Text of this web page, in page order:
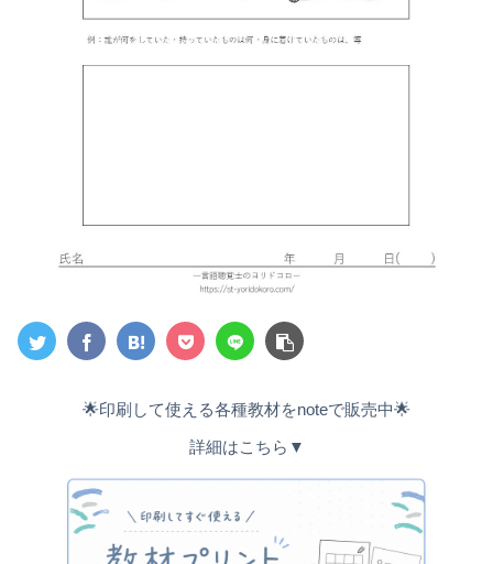
🌟印刷して使える各種教材をnoteで販売中🌟
詳細はこちら▼